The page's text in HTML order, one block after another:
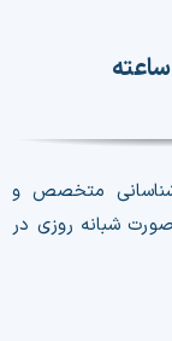
متخصص و
شبانه روزی در